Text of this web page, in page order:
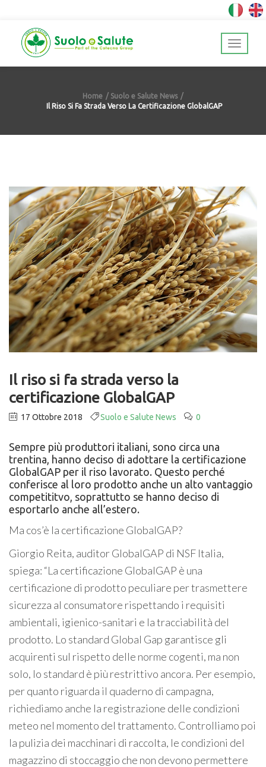
Home
Suolo e Salute News
Il Riso Si Fa Strada Verso La Certificazione GlobalGAP
Il riso si fa strada verso la
certificazione GlobalGAP
17 Ottobre 2018 Suolo e Salute News 0
Sempre più produttori italiani, sono circa una
trentina, hanno deciso di adottare la certificazione
GlobalGAP per il riso lavorato. Questo perché
conferisce al loro prodotto anche un alto vantaggio
competititvo, soprattutto se hanno deciso di
esportarlo anche all’estero.
Ma cos’è la certificazione GlobalGAP?
Giorgio Reita, auditor GlobalGAP di NSF Italia,
spiega: “La certificazione GlobalGAP è una
certificazione di prodotto peculiare per trasmettere
sicurezza al consumatore rispettando i requisiti
ambientali, igienico-sanitari e la tracciabilità del
prodotto. Lo standard Global Gap garantisce gli
acquirenti sul rispetto delle norme cogenti, ma non
solo, lo standard è più restrittivo ancora. Per esempio,
per quanto riguarda il quaderno di campagna,
richiediamo anche la registrazione delle condizioni
meteo nel momento del trattamento. Controlliamo poi
la pulizia dei macchinari di raccolta, le condizioni del
magazzino di stoccaggio che non devono permettere